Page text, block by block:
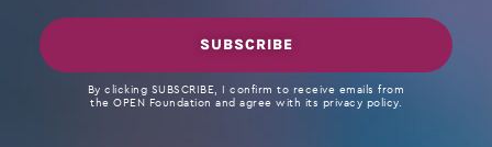
SUBSCRIBE
By clicking SUBSCRIBE, I confirm to receive emails from
the OPEN Foundation and agree with its privacy policy.